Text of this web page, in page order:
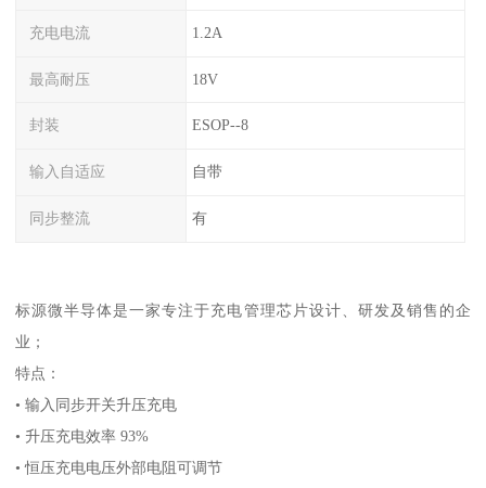
充电电流 1.2A
最高耐压 18V
封装 ESOP--8
输入自适应 自带
同步整流 有
标源微半导体是一家专注于充电管理芯片设计、研发及销售的企
业；
特点：
• 输入同步开关升压充电
• 升压充电效率 93%
• 恒压充电电压外部电阻可调节